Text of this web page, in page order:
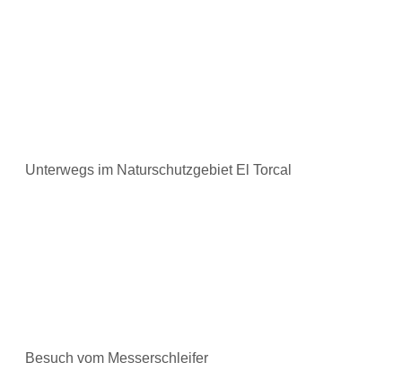
Unterwegs im Naturschutzgebiet El Torcal
Besuch vom Messerschleifer